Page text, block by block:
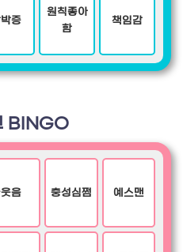
증
원칙좋아
함
책임감
BINGO
음 충성심쩜 예스맨